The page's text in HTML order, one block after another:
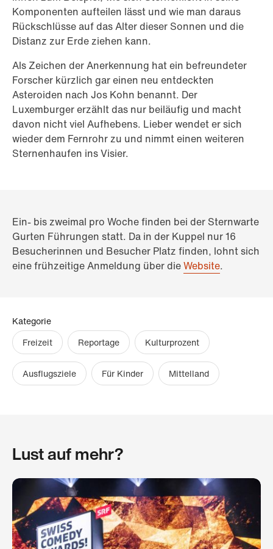
Komponenten aufteilen lässt und wie man daraus
Rückschlüsse auf das Alter dieser Sonnen und die
Distanz zur Erde ziehen kann.
Als Zeichen der Anerkennung hat ein befreundeter
Forscher kürzlich gar einen neu entdeckten
Asteroiden nach Jos Kohn benannt. Der
Luxemburger erzählt das nur beiläufig und macht
davon nicht viel Aufhebens. Lieber wendet er sich
wieder dem Fernrohr zu und nimmt einen weiteren
Sternenhaufen ins Visier.
Ein- bis zweimal pro Woche finden bei der Sternwarte
Gurten Führungen statt. Da in der Kuppel nur 16
Besucherinnen und Besucher Platz finden, lohnt sich
eine frühzeitige Anmeldung über dieWebsite.
Kategorie
Freizeit
Reportage Kulturprozent
Ausflugsziele Für Kinder Mittelland
Lust auf mehr?